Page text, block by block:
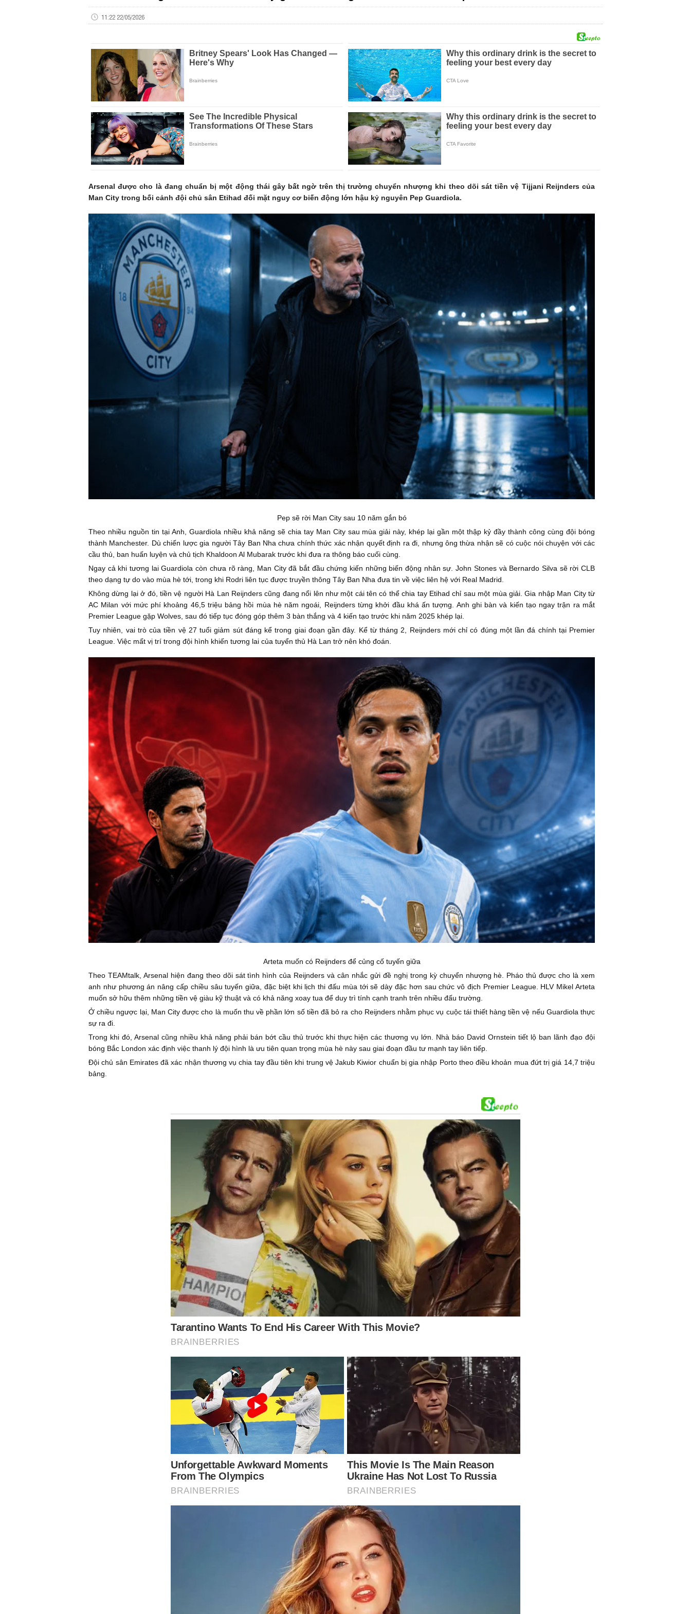
11:22 22/05/2026
Arsenal được cho là đang chuẩn bị một động thái gây bất ngờ trên thị trường chuyển nhượng khi theo dõi sát tiền vệ Tijjani Reijnders của
Man City trong bối cảnh đội chủ sân Etihad đối mặt nguy cơ biến động lớn hậu kỷ nguyên Pep Guardiola.
Pep sẽ rời Man City sau 10 năm gắn bó
Theo nhiều nguồn tin tại Anh, Guardiola nhiều khả năng sẽ chia tay Man City sau mùa giải này, khép lại gần một thập kỷ đầy thành công cùng đội bóng
thành Manchester. Dù chiến lược gia người Tây Ban Nha chưa chính thức xác nhận quyết định ra đi, nhưng ông thừa nhận sẽ có cuộc nói chuyện với các
cầu thủ, ban huấn luyện và chủ tịch Khaldoon Al Mubarak trước khi đưa ra thông báo cuối cùng.
Ngay cả khi tương lai Guardiola còn chưa rõ ràng, Man City đã bắt đầu chứng kiến những biến động nhân sự. John Stones và Bernardo Silva sẽ rời CLB
theo dạng tự do vào mùa hè tới, trong khi Rodri liên tục được truyền thông Tây Ban Nha đưa tin về việc liên hệ với Real Madrid.
Không dừng lại ở đó, tiền vệ người Hà Lan Reijnders cũng đang nổi lên như một cái tên có thể chia tay Etihad chỉ sau một mùa giải. Gia nhập Man City từ
AC Milan với mức phí khoảng 46,5 triệu bảng hồi mùa hè năm ngoái, Reijnders từng khởi đầu khá ấn tượng. Anh ghi bàn và kiến tạo ngay trận ra mắt
Premier League gặp Wolves, sau đó tiếp tục đóng góp thêm 3 bàn thắng và 4 kiến tạo trước khi năm 2025 khép lại.
Tuy nhiên, vai trò của tiền vệ 27 tuổi giảm sút đáng kể trong giai đoạn gần đây. Kể từ tháng 2, Reijnders mới chỉ có đúng một lần đá chính tại Premier
League. Việc mất vị trí trong đội hình khiến tương lai của tuyển thủ Hà Lan trở nên khó đoán.
Arteta muốn có Reijnders để củng cố tuyến giữa
Theo TEAMtalk, Arsenal hiện đang theo dõi sát tình hình của Reijnders và cân nhắc gửi đề nghị trong kỳ chuyển nhượng hè. Pháo thủ được cho là xem
anh như phương án nâng cấp chiều sâu tuyến giữa, đặc biệt khi lịch thi đấu mùa tới sẽ dày đặc hơn sau chức vô địch Premier League. HLV Mikel Arteta
muốn sở hữu thêm những tiền vệ giàu kỹ thuật và có khả năng xoay tua để duy trì tính cạnh tranh trên nhiều đấu trường.
Ở chiều ngược lại, Man City được cho là muốn thu về phần lớn số tiền đã bỏ ra cho Reijnders nhằm phục vụ cuộc tái thiết hàng tiền vệ nếu Guardiola thực
sự ra đi.
Trong khi đó, Arsenal cũng nhiều khả năng phải bán bớt cầu thủ trước khi thực hiện các thương vụ lớn. Nhà báo David Ornstein tiết lộ ban lãnh đạo đội
bóng Bắc London xác định việc thanh lý đội hình là ưu tiên quan trọng mùa hè này sau giai đoạn đầu tư mạnh tay liên tiếp.
Đội chủ sân Emirates đã xác nhận thương vụ chia tay đầu tiên khi trung vệ Jakub Kiwior chuẩn bị gia nhập Porto theo điều khoản mua đứt trị giá 14,7 triệu
bảng.